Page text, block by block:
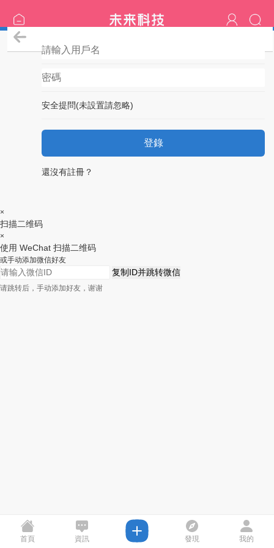
安全提問(未設置請忽略)
登錄
還沒有註冊？
×
扫描二维码
×
使用 WeChat 扫描二维码
或手动添加微信好友
复制ID并跳转微信
请跳转后，手动添加好友，谢谢
首頁 資訊 發現 我的